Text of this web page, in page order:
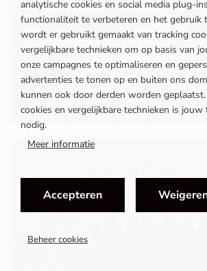
analytische cookies en social media plug-
functionaliteit te verbeteren en het gebruik
wordt er gebruikt gemaakt van tracking
vergelijkbare technieken om op basis van
onze campagnes te optimaliseren en
advertenties te tonen op en buiten ons
kunnen ook door derden worden
cookies en vergelijkbare technieken is
nodig.
Meer informatie
Accepteren
Beheer cookies